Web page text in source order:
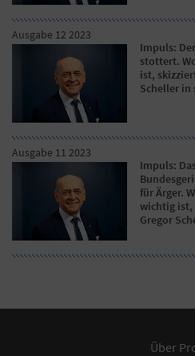
Ausgabe 12 2023
Impuls:
stottert.
ist,
Scheller in
Ausgabe 11 2023
Impuls:
für Ärger.
wichtig ist,
Gregor
Über